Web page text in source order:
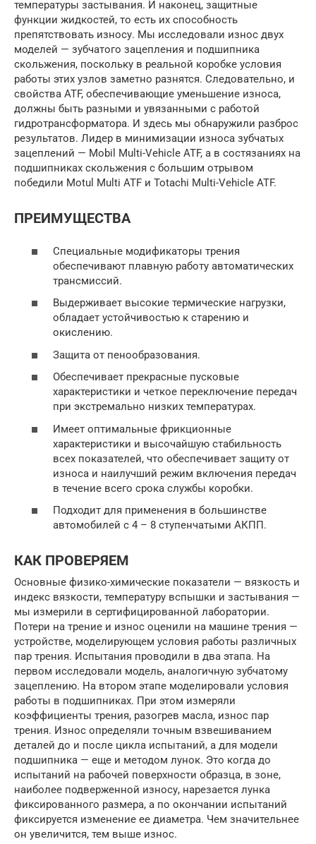
температуры застывания. И наконец, защитные
функции жидкостей, то есть их способность
препятствовать износу. Мы исследовали износ двух
моделей — зубчатого зацепления и подшипника
скольжения, поскольку в реальной коробке условия
работы этих узлов заметно разнятся. Следовательно, и
свойства ATF, обеспечивающие уменьшение износа,
должны быть разными и увязанными с работой
гидротрансформатора. И здесь мы обнаружили разброс
результатов. Лидер в минимизации износа зубчатых
зацеплений — Mobil Multi-Vehicle ATF, а в состязаниях на
подшипниках скольжения с большим отрывом
победили Motul Multi ATF и Totachi Multi-Vehicle ATF.
ПРЕИМУЩЕСТВА
Специальные модификаторы трения
обеспечивают плавную работу автоматических
трансмиссий.
Выдерживает высокие термические нагрузки,
обладает устойчивостью к старению и
окислению.
Защита от пенообразования.
Обеспечивает прекрасные пусковые
характеристики и четкое переключение передач
при экстремально низких температурах.
Имеет оптимальные фрикционные
характеристики и высочайшую стабильность
всех показателей, что обеспечивает защиту от
износа и наилучший режим включения передач
в течение всего срока службы коробки.
Подходит для применения в большинстве
автомобилей с 4 – 8 ступенчатыми АКПП.
КАК ПРОВЕРЯЕМ
Основные физико-химические показатели — вязкость и
индекс вязкости, температуру вспышки и застывания —
мы измерили в сертифицированной лаборатории.
Потери на трение и износ оценили на машине трения —
устройстве, моделирующем условия работы различных
пар трения. Испытания проводили в два этапа. На
первом исследовали модель, аналогичную зубчатому
зацеплению. На втором этапе моделировали условия
работы в подшипниках. При этом измеряли
коэффициенты трения, разогрев масла, износ пар
трения. Износ определяли точным взвешиванием
деталей до и после цикла испытаний, а для модели
подшипника — еще и методом лунок. Это когда до
испытаний на рабочей поверхности образца, в зоне,
наиболее подверженной износу, нарезается лунка
фиксированного размера, а по окончании испытаний
фиксируется изменение ее диаметра. Чем значительнее
он увеличится, тем выше износ.